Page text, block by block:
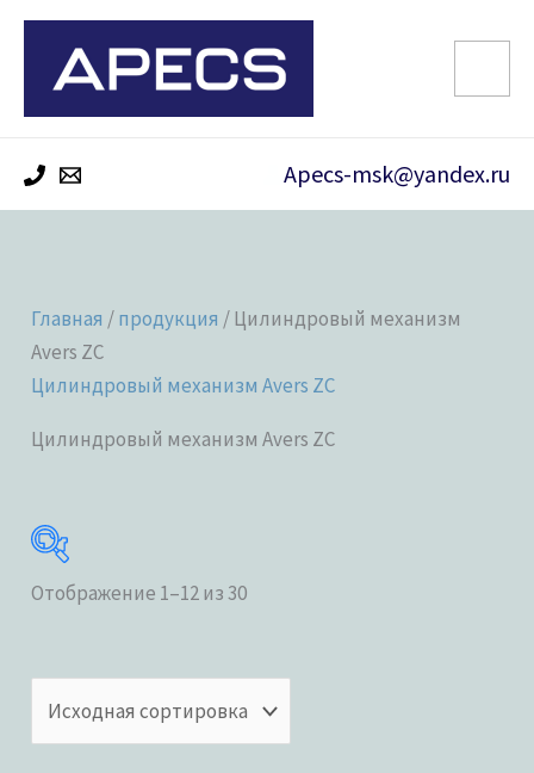
Перейти
содержимому
Apecs-msk@yandex.ru
Главная /продукция / Цилиндровый механизм
Avers ZC
Цилиндровый механизм Avers ZC
Цилиндровый механизм Avers ZC
Категории товаров
Отображение 1–12 из 30